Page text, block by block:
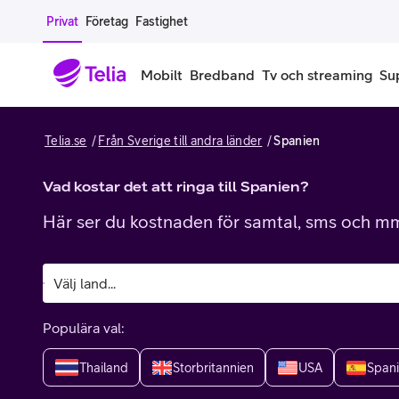
Gå till sidans innehåll
Privat Företag Fastighet
Mobilt
Mobiltelefoner
iPhone
Samsung Galaxy
Google Pixel
Begagnade mobiltelefoner
Bredband Tv och streaming
Telia.se Från Sverige till andra länder Spanien
Vad kostar det att ringa till Spanien?
Här ser du kostnaden för samtal, sms och
Populära val:
Thailand Storbritannien USA